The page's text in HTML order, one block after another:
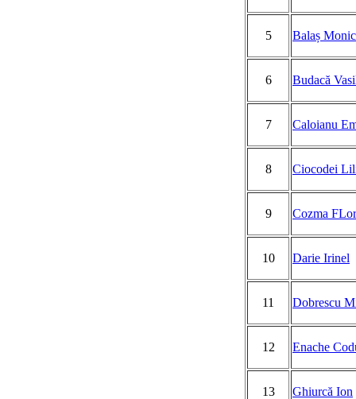
5 Balaș
6 Budacă
7 Caloianu
8 Ciocodei
9 Cozma
10 Darie Irinel
11 Dobrescu
12 Enache
13 Ghiurcă Ion